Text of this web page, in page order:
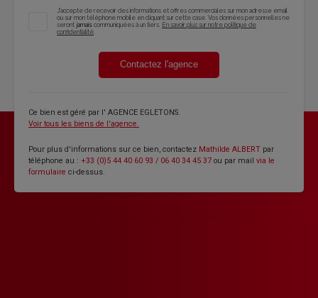
J'accepte de recevoir des informations et offres commerciales sur mon adresse email
ou sur mon téléphone mobile en cliquant sur cette case. Vos données personnelles ne
seront jamais communiquées à un tiers. En savoir plus sur notre politique de
confidentialité
Contactez l'agence
Ce bien est géré par l' AGENCE EGLETONS.
Voir tous les biens de l'agence.
Pour plus d'informations sur ce bien, contactez Mathilde ALBERT par
téléphone au : +33 (0)5 44 40 60 93 / 06 40 34 45 37 ou par mail via le
formulaire ci-dessus.